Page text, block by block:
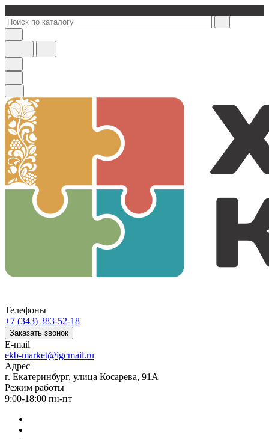
Телефоны
+7 (343) 383-52-18
Заказать звонок
E-mail
ekb-market@igcmail.ru
Адрес
г. Екатеринбург, улица Косарева, 91А
Режим работы
9:00-18:00 пн-пт